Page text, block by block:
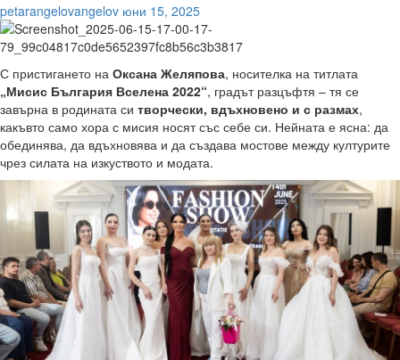
petarangelovangelov юни 15, 2025
С пристигането на Оксана Желяпова, носителка на титлата
„Мисис България Вселена 2022“, градът разцъфтя – тя се
завърна в родината си творчески, вдъхновено и с размах,
какъвто само хора с мисия носят със себе си. Нейната е ясна: да
обединява, да вдъхновява и да създава мостове между културите
чрез силата на изкуството и модата.